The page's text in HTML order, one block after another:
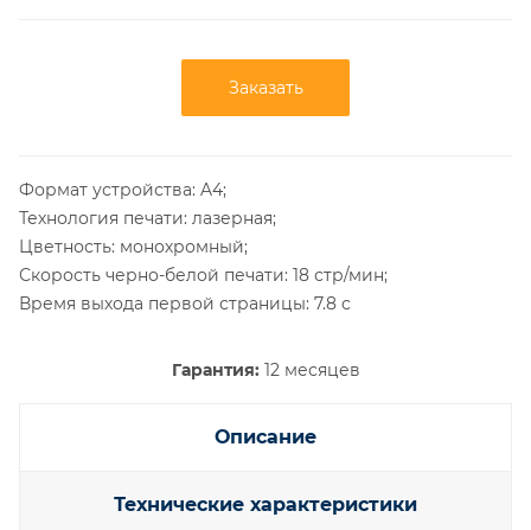
Заказать
Формат устройства: A4;
Технология печати: лазерная;
Цветность: монохромный;
Скорость черно-белой печати: 18 стр/мин;
Время выхода первой страницы: 7.8 с
Гарантия:12 месяцев
Описание
Технические характеристики